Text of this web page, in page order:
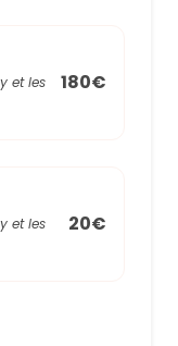
et les
180€
et les
20€